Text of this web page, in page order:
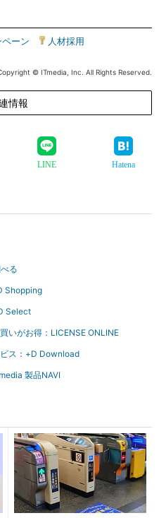
ーン 人材採用
© ITmedia, Inc. All Rights Reserved.
情報
LINE Hatena
る
Shopping
Select
いがお得：LICENSE ONLINE
ス：+D Download
製品NAVI